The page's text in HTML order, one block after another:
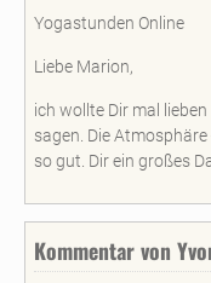
Yogastunden Online
Liebe Marion,
ich wollte Dir mal
sagen. Die
so gut. Dir ein großes
Kommentar von